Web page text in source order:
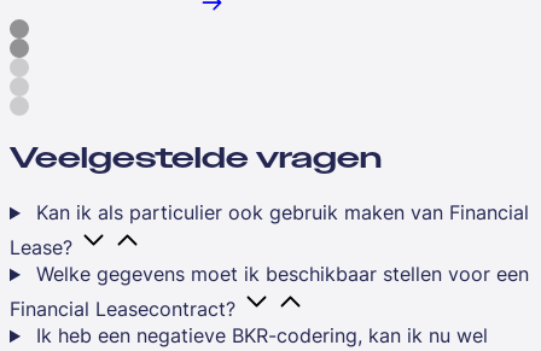
Veelgestelde vragen
Kan ik als particulier ook gebruik maken van Financial
Lease?
Welke gegevens moet ik beschikbaar stellen voor een
Financial Leasecontract?
Ik heb een negatieve BKR-codering, kan ik nu wel